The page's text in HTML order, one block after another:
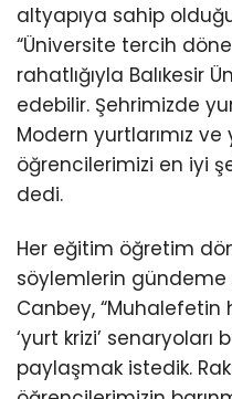
altyapıya sahip
“Üniversite tercih
rahatlığıyla Balıkesir
edebilir. Şehrimizde
Modern yurtlarımız
öğrencilerimizi en iyi
dedi.
Her eğitim öğretim
söylemlerin
Canbey, “Muhalefetin
‘yurt krizi’
paylaşmak istedik.